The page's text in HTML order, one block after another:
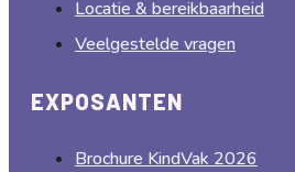
Locatie & bereikbaarheid
Veelgestelde vragen
EXPOSANTEN
Brochure KindVak 2026